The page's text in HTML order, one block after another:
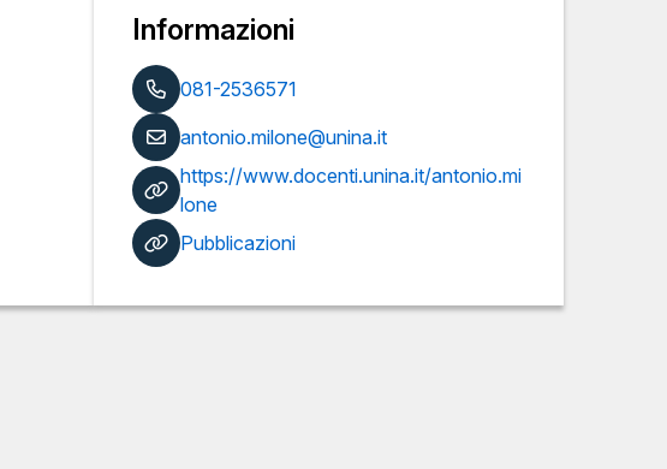
Informazioni
081-2536571
antonio.milone@unina.it
https://www.docenti.unina.it/antonio.mi
lone
Pubblicazioni